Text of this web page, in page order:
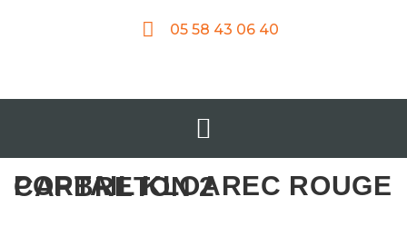
05 58 43 06 40
PORTAIL KLOAREC ROUGE CAPBRETON 2